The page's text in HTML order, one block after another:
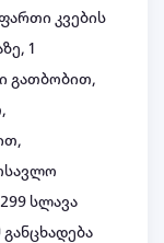
კვების
1
გათბობით,
სლავა